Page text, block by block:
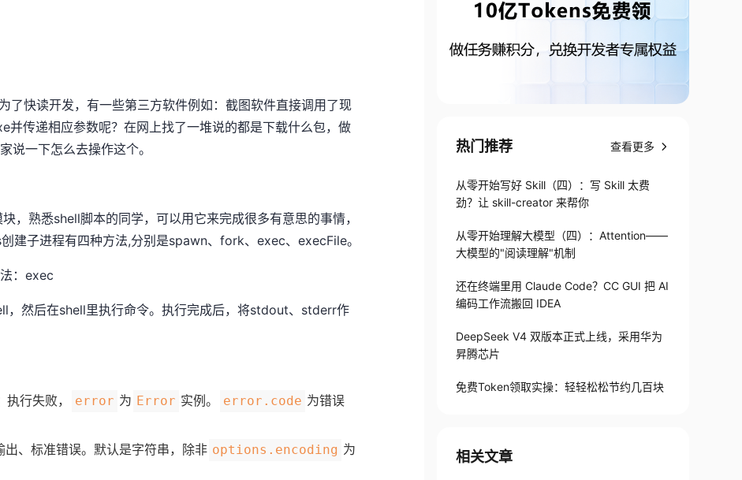
了快读开发，有一些第三方软件例如：截图软件直接调用了现
并传递相应参数呢？在网上找了一堆说的都是下载什么包，做
说一下怎么去操作这个。
，熟悉shell脚本的同学，可以用它来完成很多有意思的事情，
建子进程有四种方法,分别是spawn、fork、exec、execFile。
：exec
然后在shell里执行命令。执行完成后，将stdout、stderr作
执行失败， error 为 Error 实例。 error.code 为错误
出、标准错误。默认是字符串，除非 options.encoding 为
热门推荐 查看更多
从零开始写好 Skill（四）：写 Skill 太费
劲？让 skill-creator 来帮你
从零开始理解大模型（四）：Attention——
大模型的"阅读理解"机制
还在终端里用 Claude Code？CC GUI 把 AI
编码工作流搬回 IDEA
DeepSeek V4 双版本正式上线，采用华为
昇腾芯片
免费Token领取实操：轻轻松松节约几百块
相关文章